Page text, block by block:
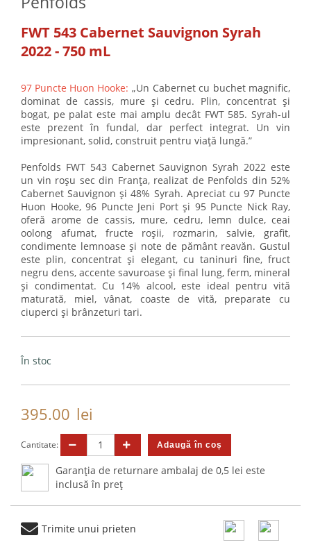
FWT 543 Cabernet Sauvignon Syrah
2022 - 750 mL
97 Puncte Huon Hooke: „Un Cabernet cu buchet magnific,
dominat de cassis, mure și cedru. Plin, concentrat și
bogat, pe palat este mai amplu decât FWT 585. Syrah-ul
este prezent în fundal, dar perfect integrat. Un vin
impresionant, solid, construit pentru viață lungă.”
Penfolds FWT 543 Cabernet Sauvignon Syrah 2022 este
un vin roșu sec din Franța, realizat de Penfolds din 52%
Cabernet Sauvignon și 48% Syrah. Apreciat cu 97 Puncte
Huon Hooke, 96 Puncte Jeni Port și 95 Puncte Nick Ray,
oferă arome de cassis, mure, cedru, lemn dulce, ceai
oolong afumat, fructe roșii, rozmarin, salvie, grafit,
condimente lemnoase și note de pământ reavăn. Gustul
este plin, concentrat și elegant, cu taninuri fine, fruct
negru dens, accente savuroase și final lung, ferm, mineral
și condimentat. Cu 14% alcool, este ideal pentru vită
maturată, miel, vânat, coaste de vită, preparate cu
ciuperci și brânzeturi tari.
În stoc
395.00 lei
Cantitate:
Garanția de returnare ambalaj de 0,5 lei este
inclusă în preț
Trimite unui prieten